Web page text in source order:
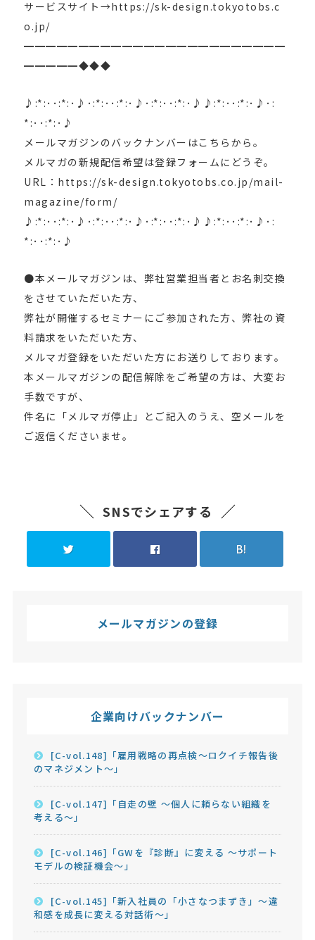
サービスサイト→https://sk-design.tokyotobs.c
o.jp/
━━━━━━━━━━━━━━━━━━━━━━━━
━━━━━◆◆◆
♪:*:･･:*:･♪･:*:･･:*:･♪･:*:･･:*:･♪♪:*:･･:*:･♪･:
*:･･:*:･♪
メールマガジンのバックナンバーはこちらから。
メルマガの新規配信希望は登録フォームにどうぞ。
URL：https://sk-design.tokyotobs.co.jp/mail-
magazine/form/
♪:*:･･:*:･♪･:*:･･:*:･♪･:*:･･:*:･♪♪:*:･･:*:･♪･:
*:･･:*:･♪
●本メールマガジンは、弊社営業担当者とお名刺交換
をさせていただいた方、
弊社が開催するセミナーにご参加された方、弊社の資
料請求をいただいた方、
メルマガ登録をいただいた方にお送りしております。
本メールマガジンの配信解除をご希望の方は、大変お
手数ですが、
件名に「メルマガ停止」とご記入のうえ、空メールを
ご返信くださいませ。
SNSでシェアする
B!
メールマガジンの登録
企業向けバックナンバー
[C-vol.148]「雇用戦略の再点検～ロクイチ報告後
のマネジメント～」
[C-vol.147]「自走の壁 ～個人に頼らない組織を
考える～」
[C-vol.146]「GWを『診断』に変える ～サポート
モデルの検証機会～」
[C-vol.145]「新入社員の「小さなつまずき」～違
和感を成長に変える対話術～」